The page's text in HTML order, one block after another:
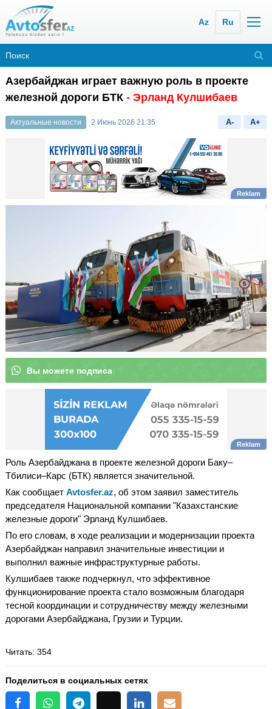
Az Ru
Азербайджан играет важную роль в проекте
железной дороги БТК - Эрланд Кулшибаев
Актуальные новости 2 Июнь 2026 21:35 A- A+
Вы
Роль Азербайджана в проекте железной дороги Баку–
Тбилиси–Карс (БТК) является значительной.
Как сообщает Avtosfer.az, об этом заявил заместитель
председателя Национальной компании "Казахстанские
железные дороги" Эрланд Кулшибаев.
По его словам, в ходе реализации и модернизации проекта
Азербайджан направил значительные инвестиции и
выполнил важные инфраструктурные работы.
Кулшибаев также подчеркнул, что эффективное
функционирование проекта стало возможным благодаря
тесной координации и сотрудничеству между железными
дорогами Азербайджана, Грузии и Турции.
Читать: 354
Поделиться в социальных сетях